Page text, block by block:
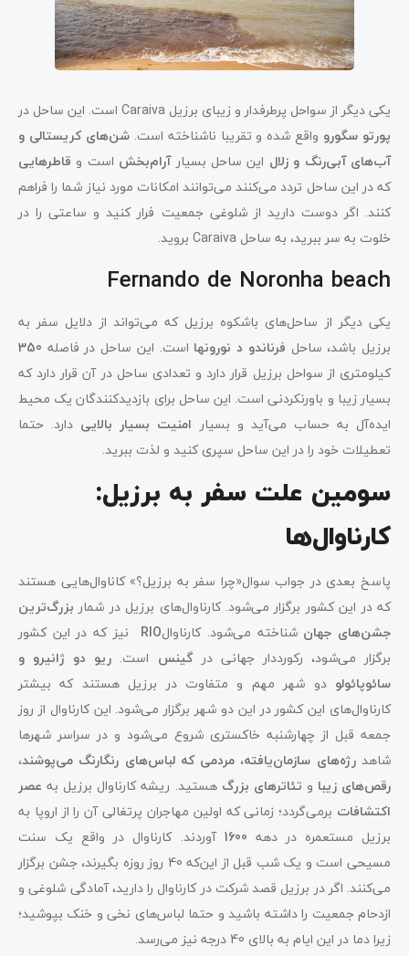
یکی دیگر از سواحل پرطرفدار و زیبای برزیل Caraiva است. این ساحل در
پورتو سگورو واقع‌ شده و تقریبا ناشناخته است.شن‌های کریستالی و
آب‌های آبی‌رنگ و زلال این ساحل بسیارآرام‌بخش است و قاطرهایی
که در این ساحل تردد می‌کنند می‌توانند امکانات مورد نیاز شما را فراهم
کنند. اگر دوست دارید از شلوغی جمعیت فرار کنید و ساعتی را در
خلوت به ‌سر ببرید، به ساحل Caraiva بروید.
Fernando de Noronha beach
یکی دیگر از ساحل‌های باشکوه برزیل که می‌تواند از دلایل سفر به
برزیل باشد، ساحل فرناندو د نورونها است. این ساحل در فاصله 350
کیلومتری از سواحل برزیل قرار دارد و تعدادی ساحل در آن قرار دارد که
بسیار زیبا و باورنکردنی است. این ساحل برای بازدیدکنندگان یک محیط
ایده‌آل به حساب می‌آید و بسیار امنیت بسیار بالایی دارد. حتما
تعطیلات خود را در این ساحل سپری کنید و لذت ببرید.
سومین علت سفر به برزیل:
کارناوال‌ها
پاسخ بعدی در جواب سوال«چرا سفر به برزیل؟» کاناوال‌هایی هستند
که در این کشور برگزار می‌شود. کارناوال‌های برزیل در شمار بزرگ‌ترین
جشن‌ها‌ی جهان شناخته می‌شود. کارناوالRIO نیز که در این کشور
برگزار می‌شود، رکورددار جهانی درگینس است. ریو دو ژانیرو و
سائوپائولو دو شهر مهم و متفاوت در برزیل هستند که بیشتر
کارناوال‌های این کشور در این دو شهر برگزار می‌شود. این کارناوال از روز
جمعه قبل از چهارشنبه خاکستری شروع می‌شود و در سراسر شهرها
شاهدرژه‌های سازمان‌یافته، مردمی که لباس‌های رنگارنگ می‌پوشند،
رقص‌های زیبا و تئاترهای بزرگ هستید. ریشه کارناوال برزیل به عصر
اکتشافات برمی‌گردد؛ زمانی که اولین مهاجران پرتغالی آن را از اروپا به
برزیل مستعمره در دهه 1600 آوردند. کارناوال در واقع یک سنت
مسیحی است و یک شب قبل از این‌که 40 روز روزه بگیرند، جشن برگزار
می‌کنند. اگر در برزیل قصد شرکت در کارناوال را دارید، آمادگی شلوغی و
ازدحام جمعیت را داشته باشید و حتما لباس‌های نخی و خنک بپوشید؛
زیرا دما در این ایام به بالای 40 درجه نیز می‌رسد.